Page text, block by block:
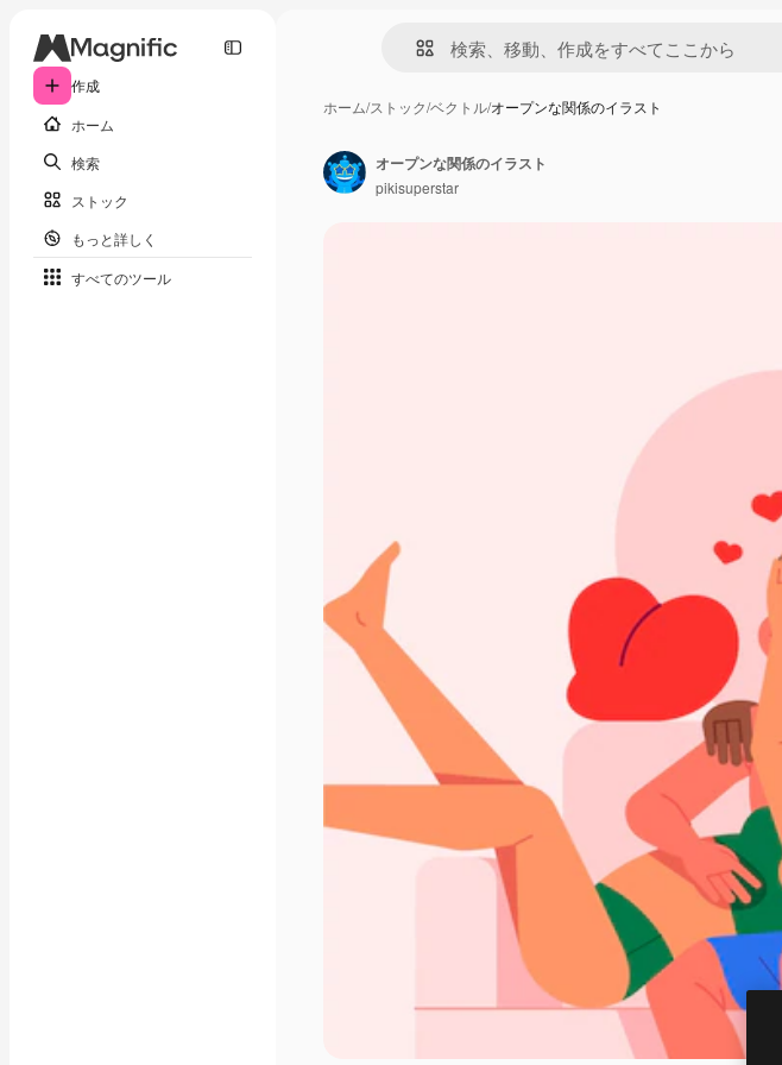
作成
ホーム
検索
ストック
もっと詳しく
すべてのツール
ホーム/ストック/ベクトル/オープンな関係のイラスト
オープンな関係のイラスト
pikisuperstar